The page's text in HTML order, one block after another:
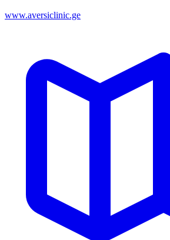
www.aversiclinic.ge